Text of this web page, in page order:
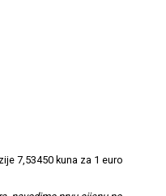
7,53450 kuna za 1 euro